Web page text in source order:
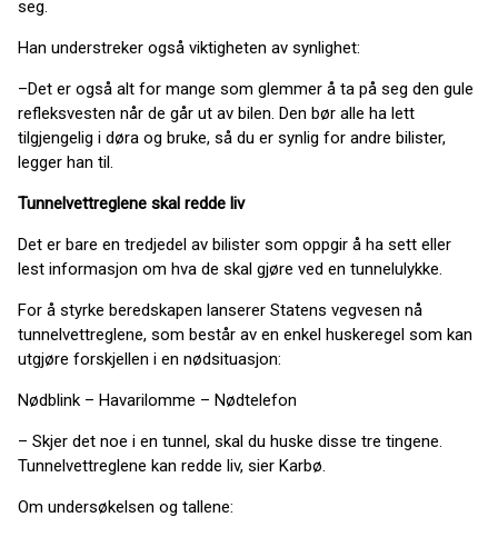
seg.
Han understreker også viktigheten av synlighet:
–Det er også alt for mange som glemmer å ta på seg den gule
refleksvesten når de går ut av bilen. Den bør alle ha lett
tilgjengelig i døra og bruke, så du er synlig for andre bilister,
legger han til.
Tunnelvettreglene skal redde liv
Det er bare en tredjedel av bilister som oppgir å ha sett eller
lest informasjon om hva de skal gjøre ved en tunnelulykke.
For å styrke beredskapen lanserer Statens vegvesen nå
tunnelvettreglene, som består av en enkel huskeregel som kan
utgjøre forskjellen i en nødsituasjon:
Nødblink – Havarilomme – Nødtelefon
– Skjer det noe i en tunnel, skal du huske disse tre tingene.
Tunnelvettreglene kan redde liv, sier Karbø.
Om undersøkelsen og tallene: